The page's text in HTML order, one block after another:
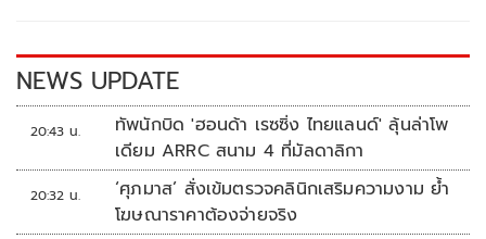
k k
NEWS UPDATE
20:43 น.
ทัพนักบิด 'ฮอนด้า เรซซิ่ง ไทยแลนด์' ลุ้นล่าโพ
เดียม ARRC สนาม 4 ที่มัลดาลิกา
20:32 น.
‘ศุภมาส’ สั่งเข้มตรวจคลินิกเสริมความงาม ย้ำ
โฆษณาราคาต้องจ่ายจริง